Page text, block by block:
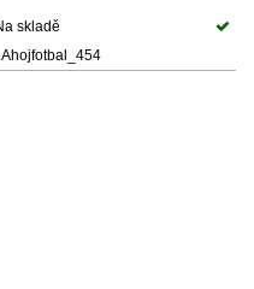
skladě
Ahojfotbal_454